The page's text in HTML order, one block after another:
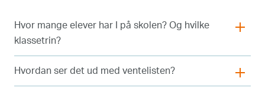
Hvor mange elever har I på skolen? Og hvilke
klassetrin?
Hvordan ser det ud med ventelisten?